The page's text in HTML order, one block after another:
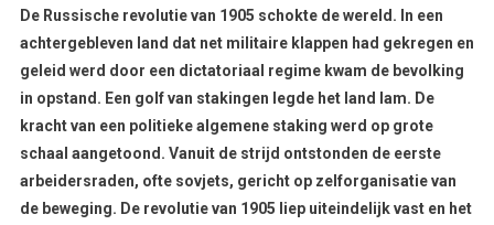
De Russische revolutie van 1905 schokte de wereld. In een
achtergebleven land dat net militaire klappen had gekregen en
geleid werd door een dictatoriaal regime kwam de bevolking
in opstand. Een golf van stakingen legde het land lam. De
kracht van een politieke algemene staking werd op grote
schaal aangetoond. Vanuit de strijd ontstonden de eerste
arbeidersraden, ofte sovjets, gericht op zelforganisatie van
de beweging. De revolutie van 1905 liep uiteindelijk vast en het